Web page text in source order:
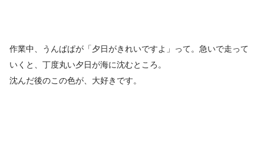
作業中、うんぱぱが「夕日がきれいですよ」って。急いで走って
いくと、丁度丸い夕日が海に沈むところ。
沈んだ後のこの色が、大好きです。